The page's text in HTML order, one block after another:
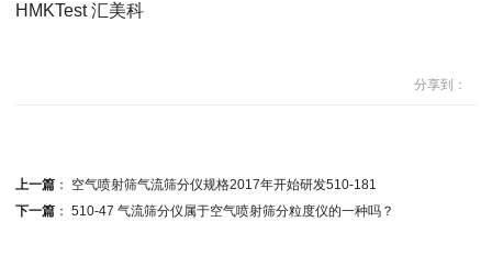
HMKTest 汇美科
分享到：
上一篇：
空气喷射筛气流筛分仪规格2017年开始研发510-181
下一篇： 510-47 气流筛分仪属于空气喷射筛分粒度仪的一种吗？